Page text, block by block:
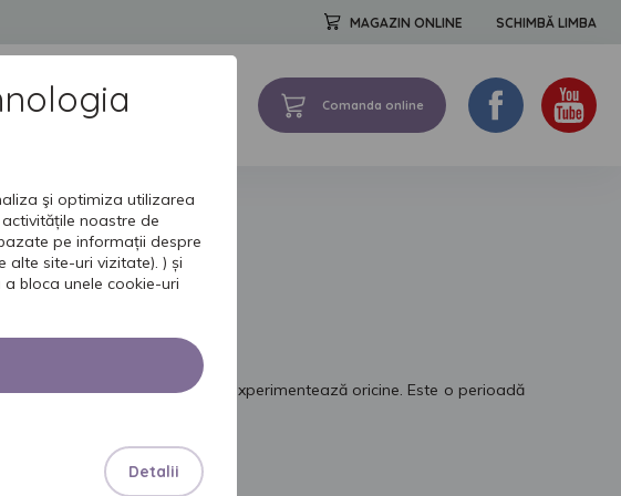
MAGAZIN ONLINE SCHIMBĂ LIMBA
SENI INFORMATII DE BAZA Comanda online
a vieţii, pe care o experimentează oricine. Este o perioadă
condiţiile şi stilul de viaţă.
şi optimiza utilizarea
noastre de
pe informații despre
alte site-uri vizitate). ) și
bloca unele cookie-uri
Detalii